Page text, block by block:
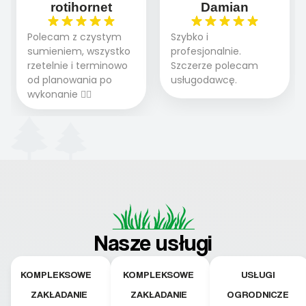
rotihornet
Polecam z czystym
sumieniem, wszystko
rzetelnie i terminowo
od planowania po
wykonanie 👍🏻
Damian
Szybko i
profesjonalnie.
Szczerze polecam
usługodawcę.
Nasze usługi
KOMPLEKSOWE
ZAKŁADANIE
KOMPLEKSOWE
ZAKŁADANIE
USŁUGI
OGRODNICZE